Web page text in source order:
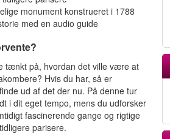
monument konstrueret i 1788
med en audio guide
tænkt på, hvordan det ville være at
Hvis du har, så er
ud af det der nu. På denne tur
i dit eget tempo, mens du udforsker
fascinerende gange og rigtige
parisere.